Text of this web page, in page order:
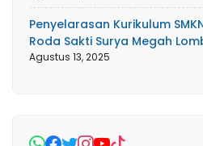
Penyelarasan Kurikulum
Roda Sakti Surya Megah
Agustus 13, 2025